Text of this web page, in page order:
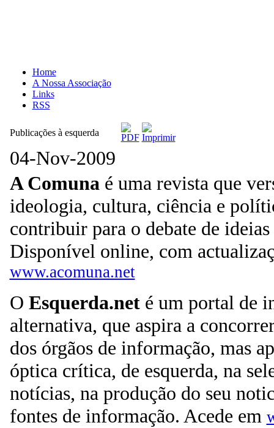
Home
A Nossa Associação
Links
RSS
Publicações à esquerda
04-Nov-2009
A Comuna é uma revista que
ideologia, cultura, ciência e
contribuir para o debate de ideias
Disponível online, com
www.acomuna.net
O Esquerda.neté um portal de
alternativa, que aspira a
dos órgãos de informação, mas
óptica crítica, de esquerda, na
notícias, na produção do seu
fontes de informação. Acede em